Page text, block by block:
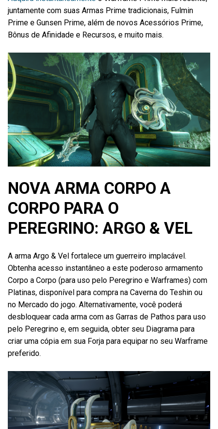
juntamente com suas Armas Prime tradicionais, Fulmin
Prime e Gunsen Prime, além de novos Acessórios Prime,
Bônus de Afinidade e Recursos, e muito mais.
NOVA ARMA CORPO A
CORPO PARA O
PEREGRINO: ARGO & VEL
A arma Argo & Vel fortalece um guerreiro implacável.
Obtenha acesso instantâneo a este poderoso armamento
Corpo a Corpo (para uso pelo Peregrino e Warframes) com
Platinas, disponível para compra na Caverna do Teshin ou
no Mercado do jogo. Alternativamente, você poderá
desbloquear cada arma com as Garras de Pathos para uso
pelo Peregrino e, em seguida, obter seu Diagrama para
criar uma cópia em sua Forja para equipar no seu Warframe
preferido.